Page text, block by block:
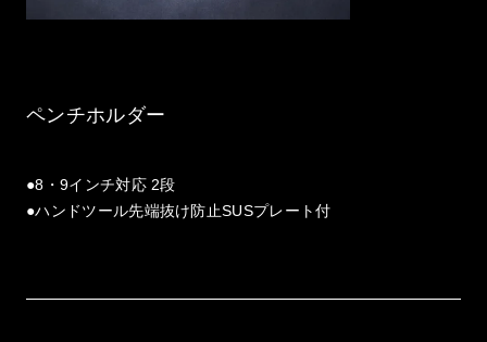
ペンチホルダー
●8・9インチ対応 2段
●ハンドツール先端抜け防止SUSプレート付